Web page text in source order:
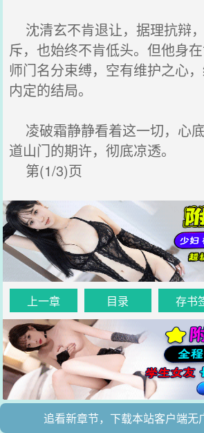
沈清玄不肯退让，据理抗辩
斥，也始终不肯低头。但他身
师门名分束缚，空有维护之心
内定的结局。
凌破霜静静看着这一切，心
道山门的期许，彻底凉透。
第(1/3)页
上一章 目录 存书
追看新章节，下载本站客户端无